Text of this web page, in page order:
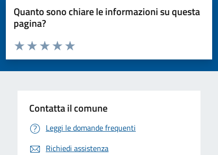
Quanto sono chiare le informazioni su questa
pagina?
Valuta da 1 a 5 stelle la pagina
Valuta 5 stelle su 5
Valuta 4 stelle su 5
Valuta 3 stelle su 5
Valuta 2 stelle su 5
Valuta 1 stelle su 5
Contatta il comune
Leggi le domande frequenti
Richiedi assistenza